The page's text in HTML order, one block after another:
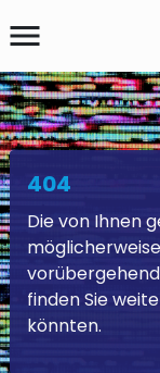
Themengebiet
Suche
menu
404
Die von Ihnen
finden Sie
könnten.